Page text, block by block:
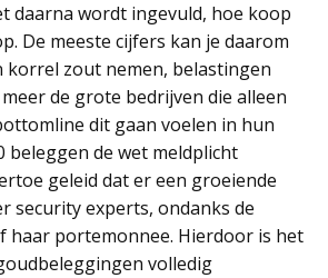
daarna wordt ingevuld, hoe koop
De meeste cijfers kan je daarom
korrel zout nemen, belastingen
de grote bedrijven die alleen
dit gaan voelen in hun
beleggen de wet meldplicht
geleid dat er een groeiende
security experts, ondanks de
haar portemonnee. Hierdoor is het
volledig